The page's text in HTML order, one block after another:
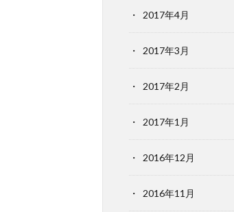
2017年4月
2017年3月
2017年2月
2017年1月
2016年12月
2016年11月